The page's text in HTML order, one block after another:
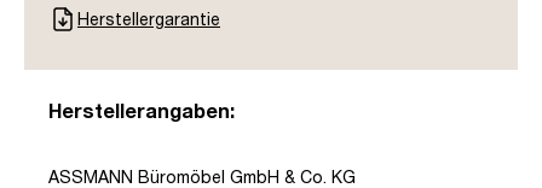
Herstellergarantie
Herstellerangaben:
ASSMANN Büromöbel GmbH & Co. KG